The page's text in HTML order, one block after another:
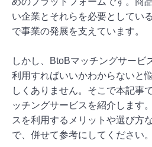
い企業とそれらを必要としてい
で事業の発展を支えています。
しかし、BtoBマッチングサービ
利用すればいいかわからないと
しくありません。そこで本記事
ッチングサービスを紹介します
スを利用するメリットや選び方
で、併せて参考にしてください。